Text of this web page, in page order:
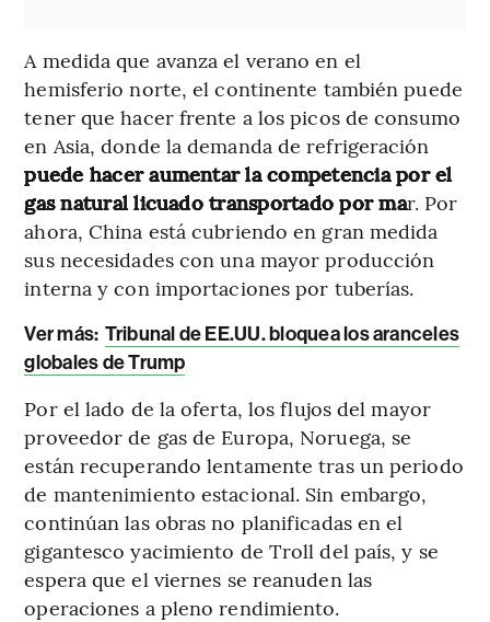
A medida que avanza el verano en el
hemisferio norte, el continente también puede
tener que hacer frente a los picos de consumo
en Asia, donde la demanda de refrigeración
puede hacer aumentar la competencia por el
gas natural licuado transportado por mar. Por
ahora, China está cubriendo en gran medida
sus necesidades con una mayor producción
interna y con importaciones por tuberías.
Ver más: Tribunal de EE.UU. bloquea los aranceles
globales de Trump
Por el lado de la oferta, los flujos del mayor
proveedor de gas de Europa, Noruega, se
están recuperando lentamente tras un periodo
de mantenimiento estacional. Sin embargo,
continúan las obras no planificadas en el
gigantesco yacimiento de Troll del país, y se
espera que el viernes se reanuden las
operaciones a pleno rendimiento.